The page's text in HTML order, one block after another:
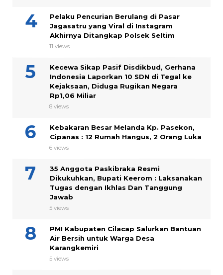
Pelaku Pencurian Berulang di Pasar
Jagasatru yang Viral di Instagram
Akhirnya Ditangkap Polsek Seltim
11 views
Kecewa Sikap Pasif Disdikbud, Gerhana
Indonesia Laporkan 10 SDN di Tegal ke
Kejaksaan, Diduga Rugikan Negara
Rp1,06 Miliar
8 views
Kebakaran Besar Melanda Kp. Pasekon,
Cipanas : 12 Rumah Hangus, 2 Orang Luka
6 views
35 Anggota Paskibraka Resmi
Dikukuhkan, Bupati Keerom : Laksanakan
Tugas dengan Ikhlas Dan Tanggung
Jawab
5 views
PMI Kabupaten Cilacap Salurkan Bantuan
Air Bersih untuk Warga Desa
Karangkemiri
5 views